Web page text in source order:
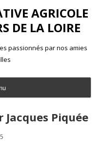
AGRICOLE
DE LA LOIRE
passionnés par nos amies
Piquée